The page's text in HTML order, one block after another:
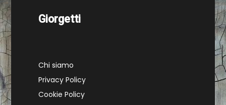
Giorgetti
Chi siamo
Privacy Policy
Cookie Policy